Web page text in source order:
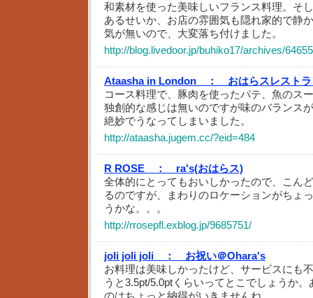
和素材を使った美味しいフランス料理。そ
あるせいか、お店の雰囲気も隠れ家的で静
気が無いので、大変落ち付けました。
http://blog.livedoor.jp/buhiko17/archives/
Ataasha in London ：
おはらスレスト
コース料理で、豚肉を使ったパテ、魚のス
独創的な感じは無いのですが味のバランス
絶妙でうなってしまいました。
http://ataasha.jugem.cc/?eid=484
R ROSE ：
ra's(おはらス)
全体的にとってもおいしかったので、こん
るのですが、まわりのロケーションがちょ
うかな。。。
http://rrosepfl.exblog.jp/9685751/
joli joli joli ：
お祝い＠Ohara's
お料理は美味しかったけど、サービスにも
うと3.5pt/5.0ptくらいってとこでしょうか
のはちょっと納得がいきませんね。